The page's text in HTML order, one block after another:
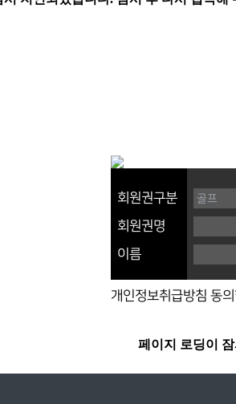
회원권구분
회원권명
이름
개인정보취급방침 동